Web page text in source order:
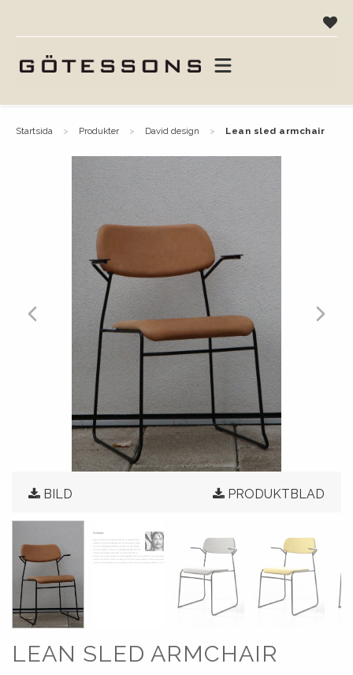
startsida produkter david design lean sled armchair
BILD PRODUKTBLAD
LEAN SLED ARMCHAIR